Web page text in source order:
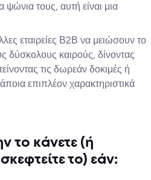
τους, αυτή είναι μια
εταιρείες Β2Β να μειώσουν το
δύσκολους καιρούς, δίνοντας
τις δωρεάν δοκιμές ή
επιπλέον χαρακτηριστικά
το κάνετε (ή
το) εάν: